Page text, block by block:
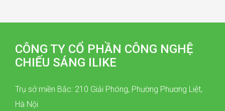
CÔNG TY CỔ PHẦN CÔNG NGHỆ
CHIẾU SÁNG ILIKE
Trụ sở miền Bắc: 210 Giải Phóng, Phường Phương Liệt,
Hà Nội